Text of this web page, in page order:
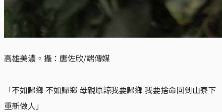
高雄美濃。攝：唐佐欣/端傳媒
「不如歸鄉 不如歸鄉 母親原諒我要歸鄉 我要捨命回到山寮下
重新做人」